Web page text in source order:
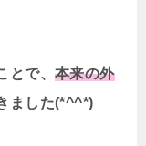
とで、 本来の外
ました(*^^*)